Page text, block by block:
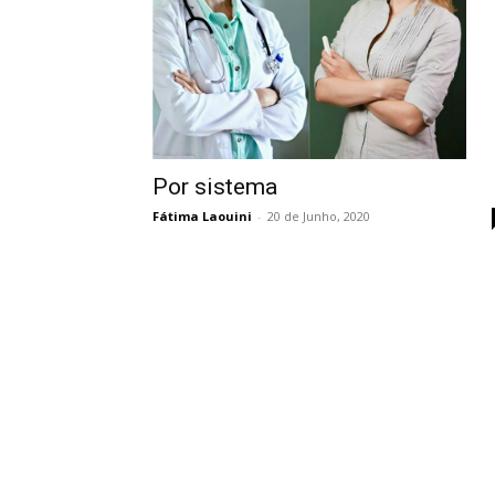
Por sistema
Fátima Laouini - 20 de Junho, 2020